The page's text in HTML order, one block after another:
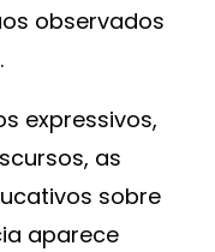
observados
expressivos,
as
sobre
aparece